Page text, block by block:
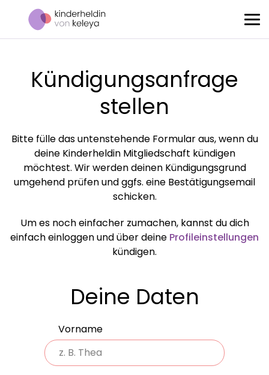
Kündigungsanfrage
stellen
Bitte fülle das untenstehende Formular aus, wenn du
deine Kinderheldin Mitgliedschaft kündigen
möchtest. Wir werden deinen Kündigungsgrund
umgehend prüfen und ggfs. eine Bestätigungsemail
schicken.
Um es noch einfacher zumachen, kannst du dich
einfach einloggen und über deine Profileinstellungen
kündigen.
Deine Daten
Vorname